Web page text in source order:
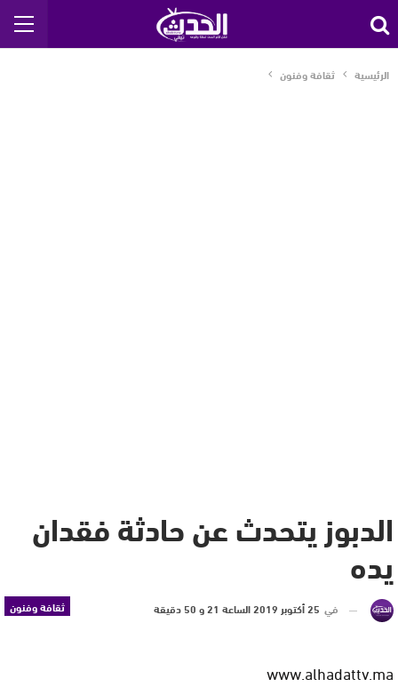
الرئيسية ثقافة وفنون
الدبوز يتحدث عن حادثة فقدان
يده
ثقافة وفنون في 25 أكتوبر 2019 الساعة 21 و 50 دقيقة
www.alhadattv.ma